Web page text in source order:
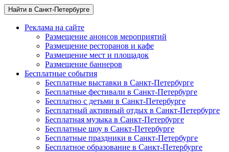
Найти в Санкт-Петербурге
Реклама на сайте
Размещение анонсов мероприятий
Размещение ресторанов и кафе
Размещение мест и площадок
Размещение баннеров
Бесплатные события
Бесплатные выставки в Санкт-Петербурге
Бесплатные фестивали в Санкт-Петербурге
Бесплатно с детьми в Санкт-Петербурге
Бесплатный активный отдых в Санкт-Петербурге
Бесплатная музыка в Санкт-Петербурге
Бесплатные шоу в Санкт-Петербурге
Бесплатные праздники в Санкт-Петербурге
Бесплатное образование в Санкт-Петербурге